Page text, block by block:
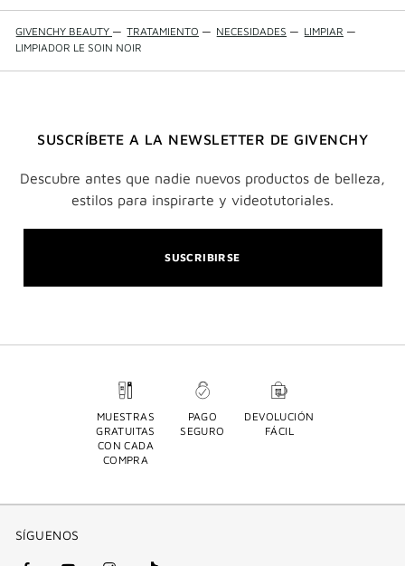
GIVENCHY BEAUTY — TRATAMIENTO — NECESIDADES — LIMPIAR —
LIMPIADOR LE SOIN NOIR
SUSCRÍBETE A LA NEWSLETTER DE GIVENCHY
Descubre antes que nadie nuevos productos de belleza,
estilos para inspirarte y videotutoriales.
SUSCRIBIRSE
MUESTRAS
GRATUITAS
CON CADA
COMPRA
PAGO
SEGURO
DEVOLUCIÓN
FÁCIL
SÍGUENOS